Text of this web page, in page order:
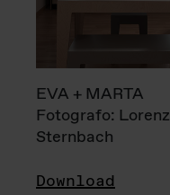
EVA + MARTA
Fotografo: Lorenz
Sternbach
Download